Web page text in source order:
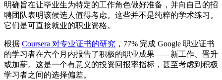
明确旨在让毕业生为特定的工作角色做好准备，并向自己的招
聘团队表明该候选人值得考虑。这些并不是纯粹的学术练习。
它们是可直接就业的职业资格。
根据 Coursera 对专业证书的研究 ，77% 完成 Google 职业证书
的学习者在六个月内报告了积极的职业成果——新工作、晋升
或加薪。这是一个有意义的投资回报率指标，甚至考虑到积极
学习者之间的选择偏差。